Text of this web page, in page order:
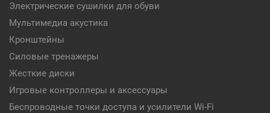
Электрические сушилки для обуви
Мультимедиа акустика
Кронштейны
Силовые тренажеры
Жесткие диски
Игровые контроллеры и аксессуары
Беспроводные точки доступа и усилители Wi-Fi